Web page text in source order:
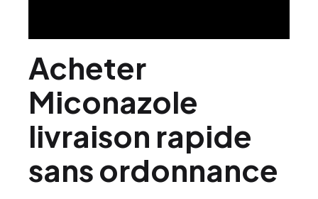
Acheter
Miconazole
livraison rapide
sans ordonnance